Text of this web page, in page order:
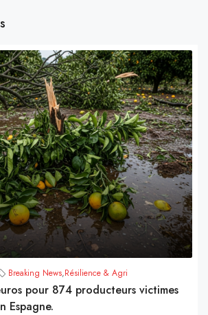
Breaking News,Résilience & Agri
pour 874 producteurs victimes
Espagne.